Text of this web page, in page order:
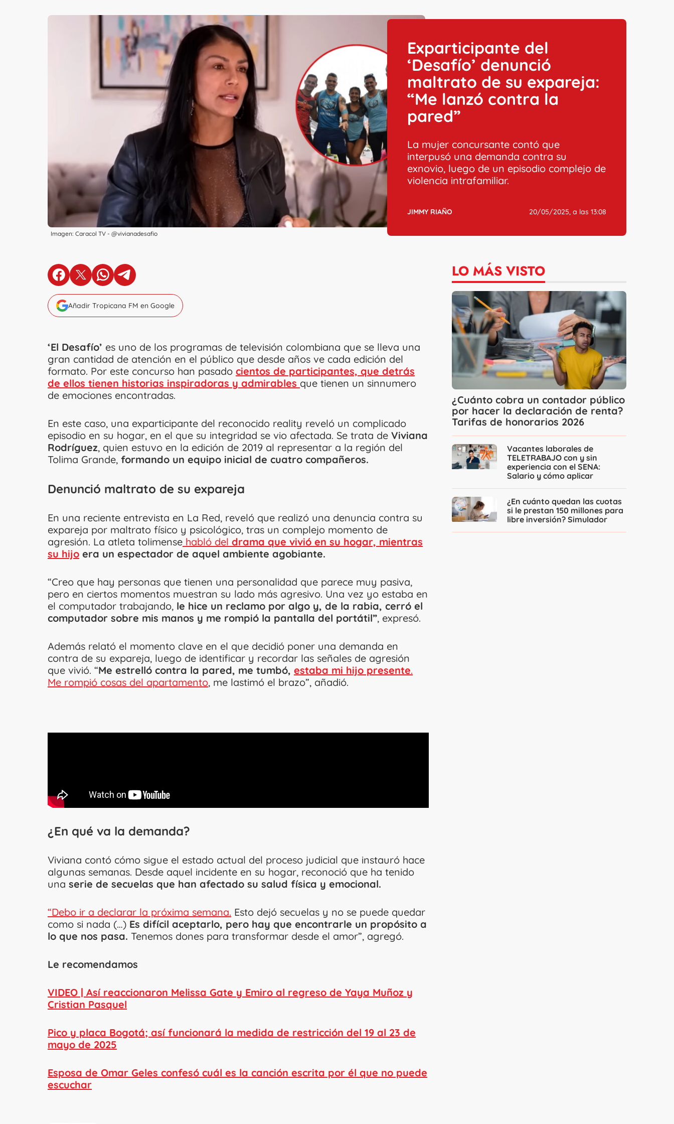
Imagen: Caracol TV - @vivianadesafio
Exparticipante del
‘Desafío’ denunció
maltrato de su expareja:
“Me lanzó contra la
pared”
La mujer concursante contó que
interpusó una demanda contra su
exnovio, luego de un episodio complejo de
violencia intrafamiliar.
JIMMY RIAÑO 20/05/2025, a las 13:08
en Facebook
en X en Whatsapp
en Telegram
Añadir Tropicana FM en Google
‘El Desafío’ es uno de los programas de televisión colombiana que se lleva una
gran cantidad de atención en el público que desde años ve cada edición del
formato. Por este concurso han pasado cientos de participantes, que detrás
de ellos tienen historias inspiradoras y admirables que tienen un sinnumero
de emociones encontradas.
En este caso, una exparticipante del reconocido reality reveló un complicado
episodio en su hogar, en el que su integridad se vio afectada. Se trata de Viviana
Rodríguez, quien estuvo en la edición de 2019 al representar a la región del
Tolima Grande, formando un equipo inicial de cuatro compañeros.
Denunció maltrato de su expareja
En una reciente entrevista en La Red, reveló que realizó una denuncia contra su
expareja por maltrato físico y psicológico, tras un complejo momento de
agresión. La atleta tolimense habló del drama que vivió en su hogar, mientras
su hijo era un espectador de aquel ambiente agobiante.
“Creo que hay personas que tienen una personalidad que parece muy pasiva,
pero en ciertos momentos muestran su lado más agresivo. Una vez yo estaba en
el computador trabajando, le hice un reclamo por algo y, de la rabia, cerró el
computador sobre mis manos y me rompió la pantalla del portátil”, expresó.
Además relató el momento clave en el que decidió poner una demanda en
contra de su expareja, luego de identificar y recordar las señales de agresión
que vivió. “Me estrelló contra la pared, me tumbó, estaba mi hijo presente.
Me rompió cosas del apartamento, me lastimó el brazo”, añadió.
¿En qué va la demanda?
Viviana contó cómo sigue el estado actual del proceso judicial que instauró hace
algunas semanas. Desde aquel incidente en su hogar, reconoció que ha tenido
una serie de secuelas que han afectado su salud física y emocional.
“Debo ir a declarar la próxima semana. Esto dejó secuelas y no se puede quedar
como si nada (…) Es difícil aceptarlo, pero hay que encontrarle un propósito a
lo que nos pasa. Tenemos dones para transformar desde el amor”, agregó.
Le recomendamos
VIDEO | Así reaccionaron Melissa Gate y Emiro al regreso de Yaya Muñoz y
Cristian Pasquel
Pico y placa Bogotá; así funcionará la medida de restricción del 19 al 23 de
mayo de 2025
Esposa de Omar Geles confesó cuál es la canción escrita por él que no puede
escuchar
LO MÁS VISTO
¿Cuánto cobra un contador público
por hacer la declaración de renta?
Tarifas de honorarios 2026
Vacantes laborales de
TELETRABAJO con y sin
experiencia con el SENA:
Salario y cómo aplicar
¿En cuánto quedan las cuotas
si le prestan 150 millones para
libre inversión? Simulador